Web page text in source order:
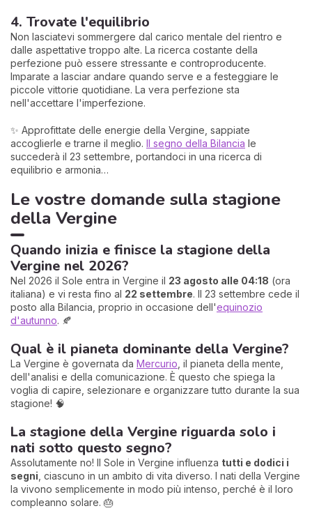
4. Trovate l'equilibrio
Non lasciatevi sommergere dal carico mentale del rientro e
dalle aspettative troppo alte. La ricerca costante della
perfezione può essere stressante e controproducente.
Imparate a lasciar andare quando serve e a festeggiare le
piccole vittorie quotidiane. La vera perfezione sta
nell'accettare l'imperfezione.
✨ Approfittate delle energie della Vergine, sappiate
accoglierle e trarne il meglio. Il segno della Bilancia le
succederà il 23 settembre, portandoci in una ricerca di
equilibrio e armonia…
Le vostre domande sulla stagione
della Vergine
Quando inizia e finisce la stagione della
Vergine nel 2026?
Nel 2026 il Sole entra in Vergine il 23 agosto alle 04:18 (ora
italiana) e vi resta fino al 22 settembre. Il 23 settembre cede il
posto alla Bilancia, proprio in occasione dell'equinozio
d'autunno. 🍂
Qual è il pianeta dominante della Vergine?
La Vergine è governata da Mercurio , il pianeta della mente,
dell'analisi e della comunicazione. È questo che spiega la
voglia di capire, selezionare e organizzare tutto durante la sua
stagione! 🧠
La stagione della Vergine riguarda solo i
nati sotto questo segno?
Assolutamente no! Il Sole in Vergine influenza tutti e dodici i
segni , ciascuno in un ambito di vita diverso. I nati della Vergine
la vivono semplicemente in modo più intenso, perché è il loro
compleanno solare. 🎂